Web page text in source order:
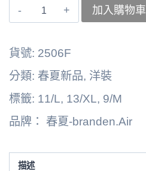
〚branden.Air〛
2506F
數
量
加入購物車
貨號: 2506F
分類: 春夏新品, 洋裝
標籤: 11/L, 13/XL, 9/M
品牌： 春夏-branden.Air
描述